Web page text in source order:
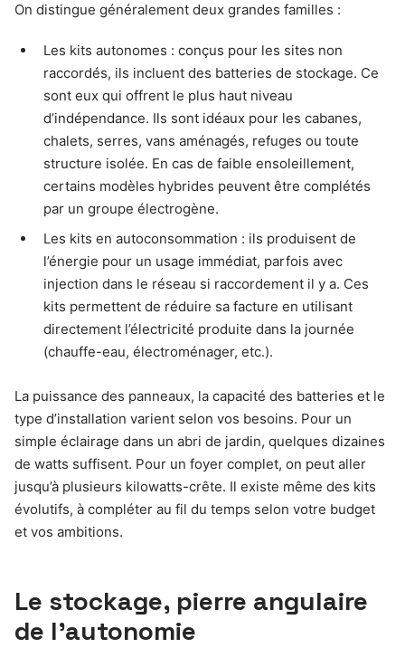
On distingue généralement deux grandes familles :
Les kits autonomes : conçus pour les sites non
raccordés, ils incluent des batteries de stockage. Ce
sont eux qui offrent le plus haut niveau
d’indépendance. Ils sont idéaux pour les cabanes,
chalets, serres, vans aménagés, refuges ou toute
structure isolée. En cas de faible ensoleillement,
certains modèles hybrides peuvent être complétés
par un groupe électrogène.
Les kits en autoconsommation : ils produisent de
l’énergie pour un usage immédiat, parfois avec
injection dans le réseau si raccordement il y a. Ces
kits permettent de réduire sa facture en utilisant
directement l’électricité produite dans la journée
(chauffe-eau, électroménager, etc.).
La puissance des panneaux, la capacité des batteries et le
type d’installation varient selon vos besoins. Pour un
simple éclairage dans un abri de jardin, quelques dizaines
de watts suffisent. Pour un foyer complet, on peut aller
jusqu’à plusieurs kilowatts-crête. Il existe même des kits
évolutifs, à compléter au fil du temps selon votre budget
et vos ambitions.
Le stockage, pierre angulaire
de l’autonomie